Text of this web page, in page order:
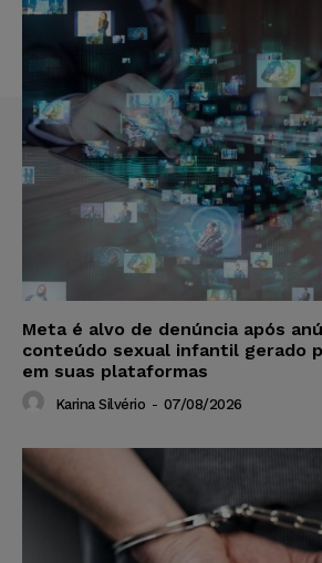
Meta é alvo de denúncia após
conteúdo sexual infantil gerado
em suas plataformas
Karina Silvério - 07/08/2026